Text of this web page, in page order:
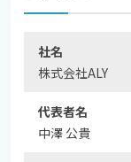
社名
株式会社ALY
代表者名
中澤 公貴